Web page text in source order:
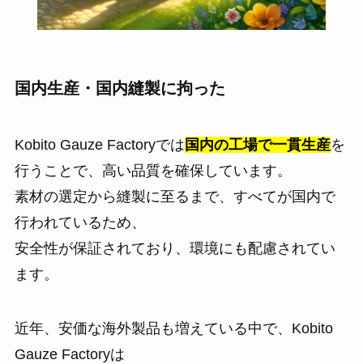
国内生産・国内縫製に拘った
Kobito Gauze Factoryでは 国内の工場で一貫生産を
行うことで、高い品質を確保しています。
素材の選定から縫製に至るまで、すべてが国内で
行われているため、
安全性が保証されており、環境にも配慮されてい
ます。
近年、安価な海外製品も増えている中で、Kobito
Gauze Factoryは